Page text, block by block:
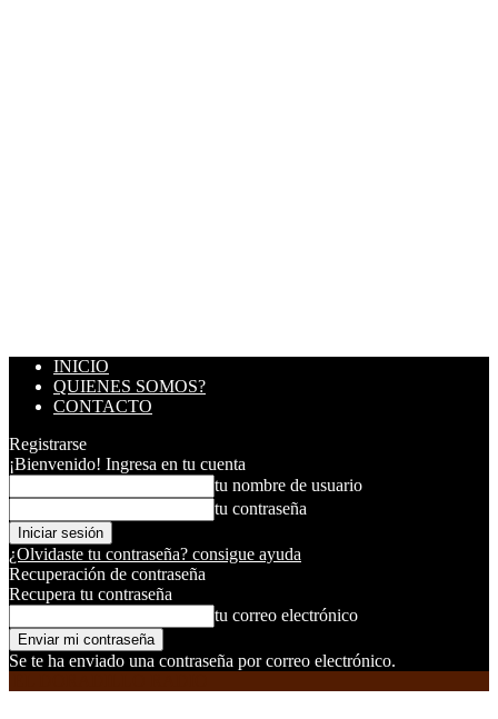
INICIO
QUIENES SOMOS?
CONTACTO
Registrarse
¡Bienvenido! Ingresa en tu cuenta
tu nombre de usuario
tu contraseña
¿Olvidaste tu contraseña? consigue ayuda
Recuperación de contraseña
Recupera tu contraseña
tu correo electrónico
Se te ha enviado una contraseña por correo electrónico.